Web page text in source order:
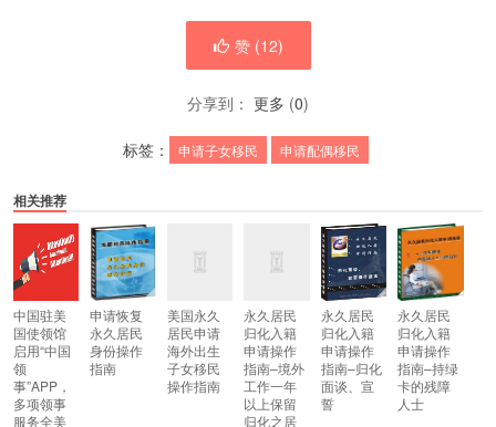
赞 (12)
分享到： 更多 (0)
标签： 申请子女移民 申请配偶移民
相关推荐
中国驻美
国使领馆
启用“中国
领
事”APP，
多项领事
服务全美
申请恢复
永久居民
身份操作
指南
美国永久
居民申请
海外出生
子女移民
操作指南
永久居民
归化入籍
申请操作
指南–境外
工作一年
以上保留
归化之居
永久居民
归化入籍
申请操作
指南–归化
面谈、宣
誓
永久居民
归化入籍
申请操作
指南–持绿
卡的残障
人士